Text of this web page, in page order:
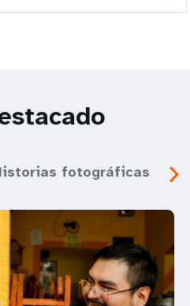
fotográficas